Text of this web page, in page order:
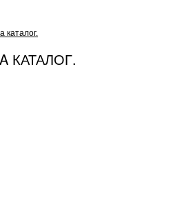
каталог.
КАТАЛОГ.